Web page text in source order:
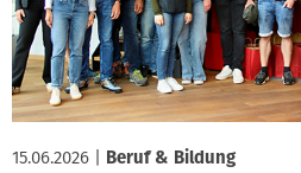
15.06.2026 Beruf & Bildung